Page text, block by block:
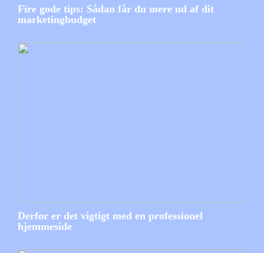
Fire gode tips: Sådan får du mere ud af dit
marketingbudget
Derfor er det vigtigt med en professionel
hjemmeside